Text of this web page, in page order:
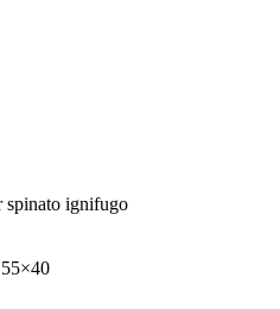
spinato ignifugo